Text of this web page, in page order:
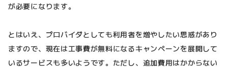
が必要になります。
とはいえ、プロバイダとしても利用者を増やしたい思惑があり
ますので、現在は工事費が無料になるキャンペーンを展開して
いるサービスも多いようです。ただし、追加費用はかからない